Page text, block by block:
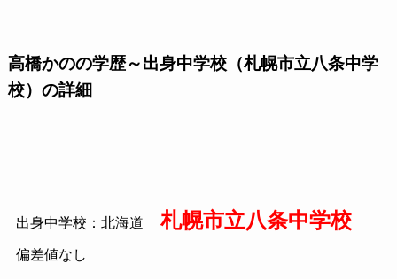
高橋かのの学歴～出身中学校（札幌市立八条中学
校）の詳細
出身中学校：北海道 札幌市立八条中学校
偏差値なし